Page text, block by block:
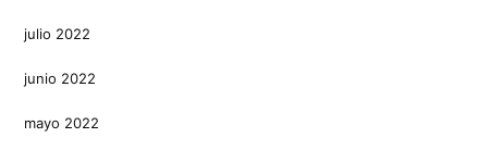
julio 2022
junio 2022
mayo 2022